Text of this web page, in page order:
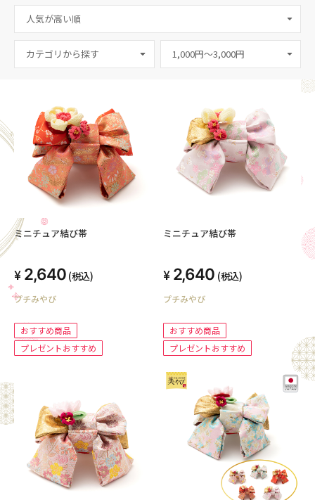
カテゴリから探す
ミニチュア結び帯
2,640 (税込)
プチみやび
おすすめ商品
プレゼントおすすめ
ミニチュア結び帯
2,640 (税込)
プチみやび
おすすめ商品
プレゼントおすすめ